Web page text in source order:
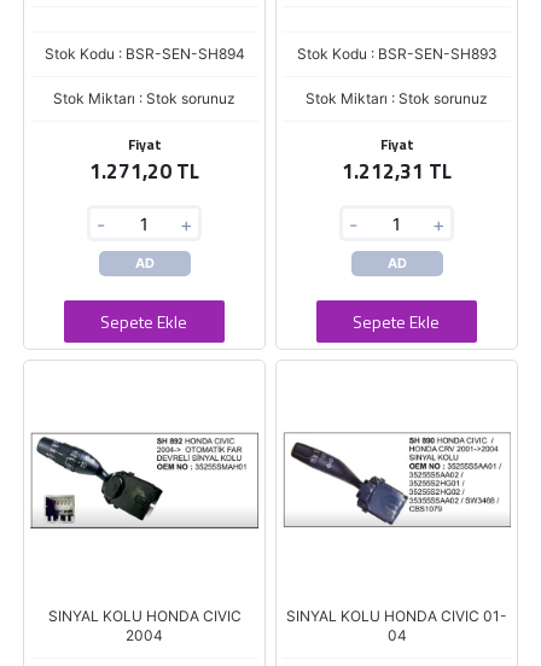
Stok Kodu : BSR-SEN-SH894
Stok Miktarı : Stok sorunuz
Fiyat
1.271,20 TL
- +
AD
Sepete Ekle
Stok Kodu : BSR-SEN-SH893
Stok Miktarı : Stok sorunuz
Fiyat
1.212,31 TL
- +
AD
Sepete Ekle
SINYAL KOLU HONDA CIVIC
2004
SINYAL KOLU HONDA CIVIC 01-
04